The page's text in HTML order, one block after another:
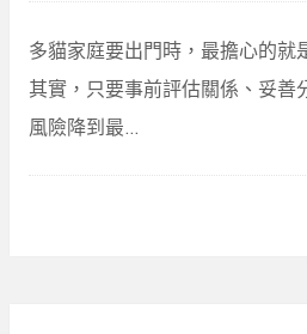
多貓家庭要出門時，最擔心的就
其實，只要事前評估關係、妥善
風險降到最…